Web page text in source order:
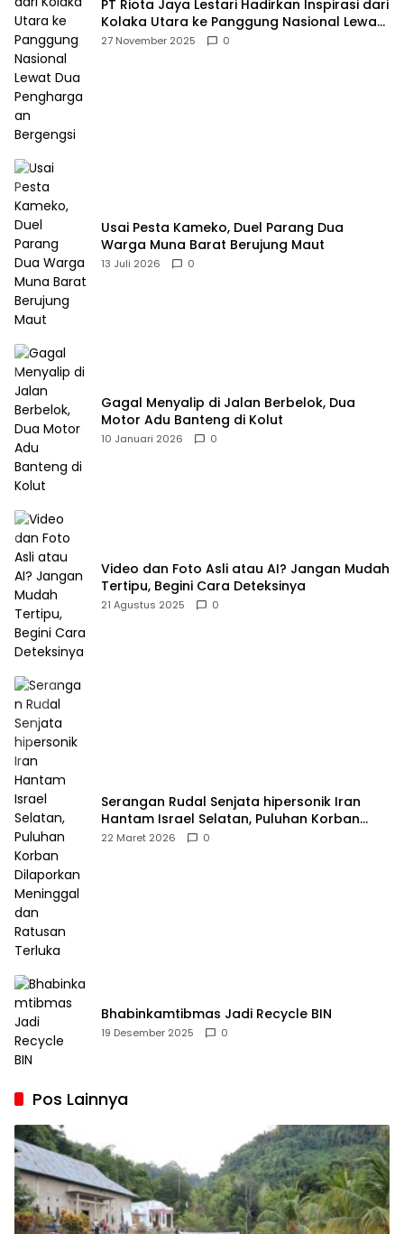
PT Riota Jaya Lestari Hadirkan Inspirasi dari
Kolaka Utara ke Panggung Nasional Lewat
Dua Penghargaan Bergengsi
27 November 2025 0
Usai Pesta Kameko, Duel Parang Dua
Warga Muna Barat Berujung Maut
13 Juli 2026 0
Gagal Menyalip di Jalan Berbelok, Dua
Motor Adu Banteng di Kolut
10 Januari 2026 0
Video dan Foto Asli atau AI? Jangan Mudah
Tertipu, Begini Cara Deteksinya
21 Agustus 2025 0
Serangan Rudal Senjata hipersonik Iran
Hantam Israel Selatan, Puluhan Korban
Dilaporkan Meninggal dan Ratusan Terluka
22 Maret 2026 0
Bhabinkamtibmas Jadi Recycle BIN
19 Desember 2025 0
Pos Lainnya